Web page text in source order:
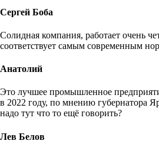
Сергей Боба
Солидная компания, работает очень
соответствует самым современным
Анатолий
Это лучшее промышленное
в 2022 году, по мнению губернатора
надо тут что то ещё говорить?
Лев Белов